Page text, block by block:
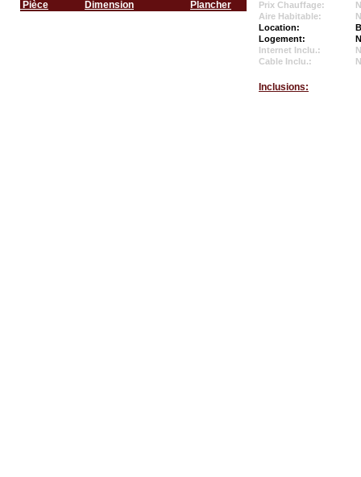
Pièce Dimension Plancher
Prix Chauffage:
Aire Habitable:
Location:
Logement:
Internet Inclu.:
Cable Inclu.:
Inclusions: